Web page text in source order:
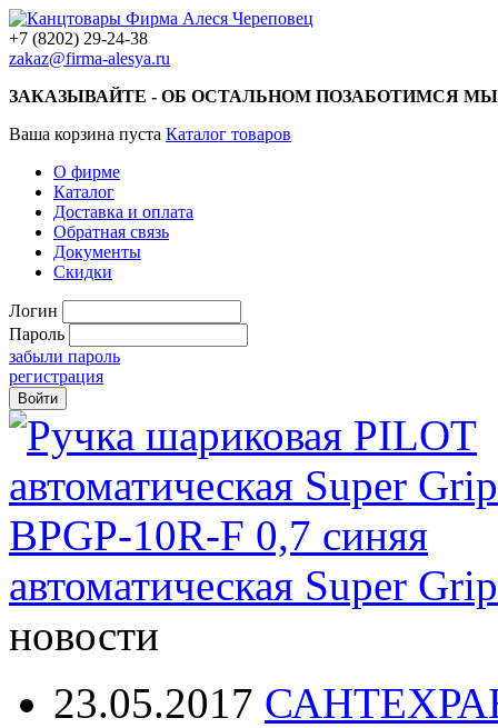
+7 (8202) 29-24-38
zakaz@firma-alesya.ru
ЗАКАЗЫВАЙТЕ - ОБ ОСТАЛЬНОМ ПОЗАБОТИМСЯ МЫ
Ваша корзина пуста Каталог товаров
О фирме
Каталог
Доставка и оплата
Обратная связь
Документы
Скидки
Логин
Пароль
забыли пароль
регистрация
автоматическая Super
новости
23.05.2017